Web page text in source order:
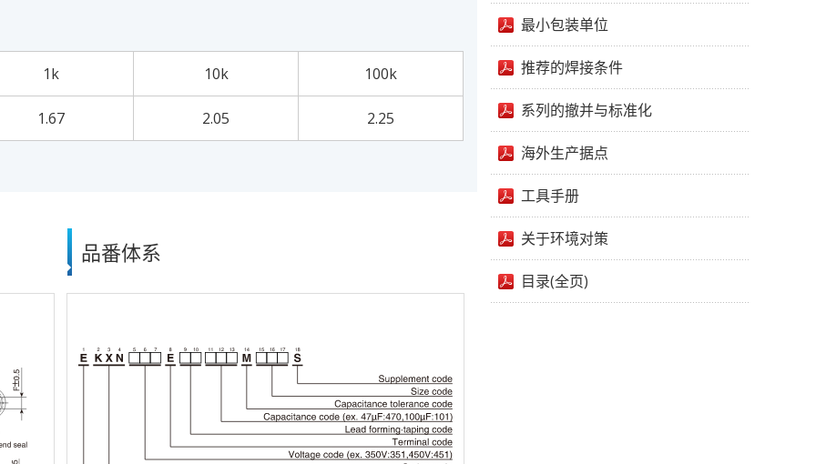
1k 10k 100k
1.67 2.05 2.25
品番体系
最小包装单位
推荐的焊接条件
系列的撤并与标准化
海外生产据点
工具手册
关于环境对策
目录(全页)